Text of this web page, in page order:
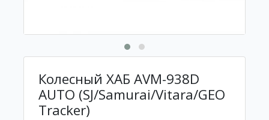
Колесный ХАБ AVM-938D
AUTO (SJ/Samurai/Vitara/GEO
Tracker)